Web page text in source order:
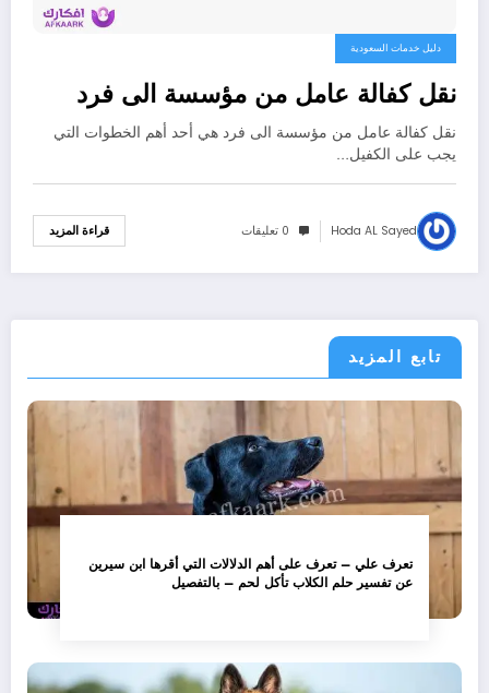
دليل خدمات السعودية
نقل كفالة عامل من مؤسسة الى فرد
نقل كفالة عامل من مؤسسة الى فرد هي أحد أهم الخطوات التي
يجب على الكفيل…
Hoda AL Sayed 0 تعليقات قراءة المزيد
تابع المزيد
تعرف علي – تعرف على أهم الدلالات التي أقرها ابن سيرين
عن تفسير حلم الكلاب تأكل لحم – بالتفصيل